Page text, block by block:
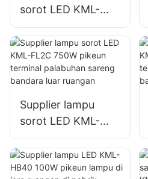
sorot LED KML-
FL2C 400W pikeun
fasad wangunan
luar ruangan
sareng lampu lokasi
Supplier lampu
sorot LED KML-
FL2C 750W pikeun
terminal palabuhan
sareng bandara